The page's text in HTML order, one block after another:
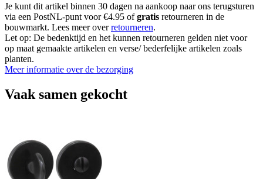
Je kunt dit artikel binnen 30 dagen na aankoop naar ons terugsturen
via een PostNL-punt voor €4.95 ofgratis retourneren in de
bouwmarkt. Lees meer overretourneren.
Let op: De bedenktijd en het kunnen retourneren gelden niet voor
op maat gemaakte artikelen en verse/ bederfelijke artikelen zoals
planten.
Meer informatie over de bezorging
Vaak samen gekocht